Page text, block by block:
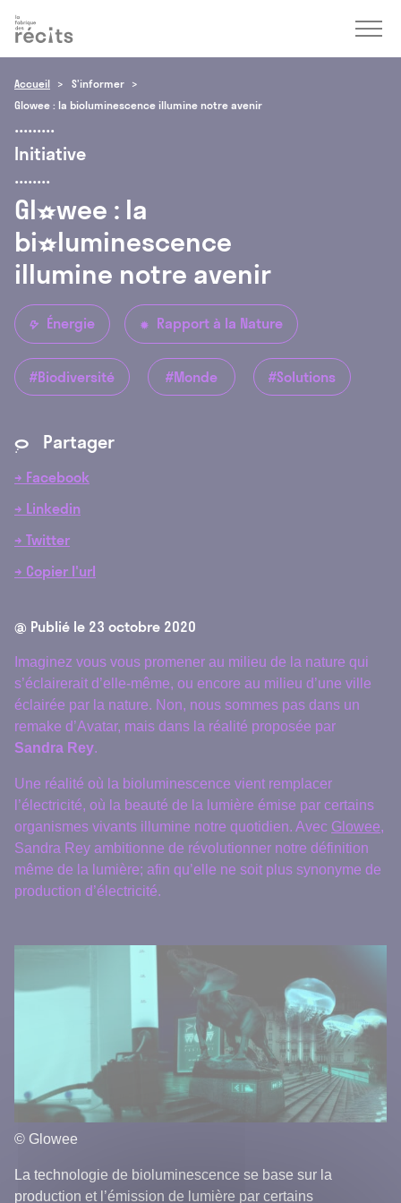
Accueil
S’informer
Glowee : la bioluminescence illumine notre avenir
Initiative
Glowee : la
bioluminescence
illumine notre avenir
2 Énergie 7 Rapport à la Nature
#Biodiversité #Monde #Solutions
* Partager
→ Facebook
→ Linkedin
→ Twitter
→ Copier l'url
@ Publié le 23 octobre 2020
Imaginez vous vous promener au milieu de la nature qui
s’éclairerait d’elle-même, ou encore au milieu d’une ville
éclairée par la nature. Non, nous sommes pas dans un
remake d’Avatar, mais dans la réalité proposée par
Sandra Rey.
Une réalité où la bioluminescence vient remplacer
l’électricité, où la beauté de la lumière émise par certains
organismes vivants illumine notre quotidien. Avec Glowee,
Sandra Rey ambitionne de révolutionner notre définition
même de la lumière; afin qu’elle ne soit plus synonyme de
production d’électricité.
© Glowee
La technologie de bioluminescence se base sur la
production et l’émission de lumière par certains